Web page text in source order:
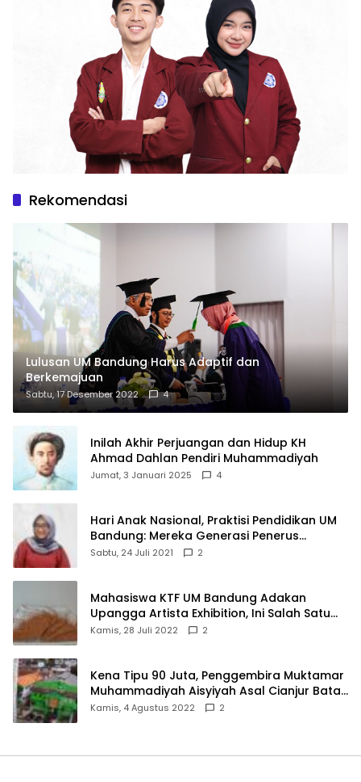
Rekomendasi
Lulusan UM Bandung Harus Adaptif dan
Berkemajuan
Sabtu, 17 Desember 2022 4
Inilah Akhir Perjuangan dan Hidup KH
Ahmad Dahlan Pendiri Muhammadiyah
Jumat, 3 Januari 2025 4
Hari Anak Nasional, Praktisi Pendidikan UM
Bandung: Mereka Generasi Penerus
Bangsa
Sabtu, 24 Juli 2021 2
Mahasiswa KTF UM Bandung Adakan
Upangga Artista Exhibition, Ini Salah Satu
Karyanya
Kamis, 28 Juli 2022 2
Kena Tipu 90 Juta, Penggembira Muktamar
Muhammadiyah Aisyiyah Asal Cianjur Batal
ke Solo
Kamis, 4 Agustus 2022 2